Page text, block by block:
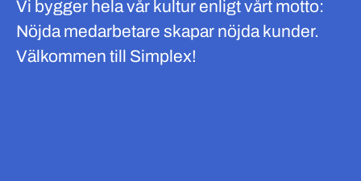
Vi bygger hela vår kultur enligt vårt motto:
Nöjda medarbetare skapar nöjda kunder.
Välkommen till Simplex!